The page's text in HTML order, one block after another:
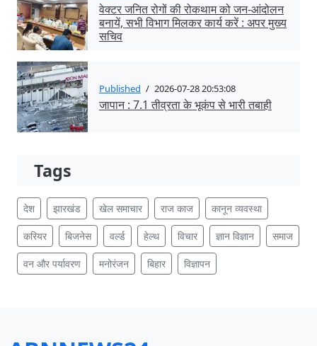
वेक्टर जनित रोगों की रोकथाम को जन-आंदोलन
बनायें, सभी विभाग मिलकर कार्य करें : अपर मुख्य
सचिव
Published / 2026-07-28 20:53:08
जापान : 7.1 तीव्रता के भूकंप से भारी तबाही
Tags
देश झारखंड खेल समाचार राज काज कानून व्यवस्था
करियर बिजनेस वर्ल्ड हेल्थ विचार ज्ञान विज्ञान समाज
वन और पर्यावरण मनोरंजन बिहार विज्ञापन